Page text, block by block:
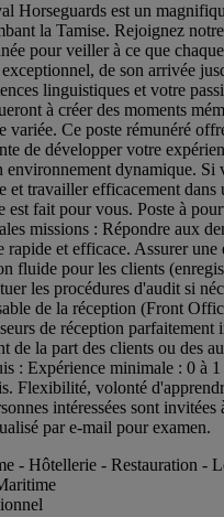
Horseguards est un
la Tamise. Rejoignez
pour veiller à ce que
de son arrivée
linguistiques et votre
à créer des moments
variée. Ce poste rémunéré
de développer votre
environnement dynamique. Si
et travailler efficacement dans
est fait pour vous. Poste à
missions : Répondre aux
rapide et efficace. Assurer une
fluide pour les clients
les procédures d'audit si
de la réception (Front
de réception parfaitement
de la part des clients ou des
: Expérience minimale : 0 à
Flexibilité, volonté
intéressées sont
par e-mail pour examen.
- Hôtellerie - Restauration -